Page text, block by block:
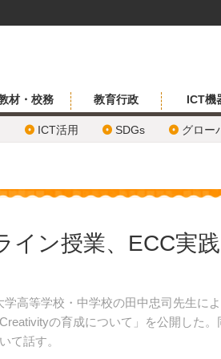
材・校務 教育行政 ICT機
ICT活用 SDGs グロー
イン授業、ECC実
高等学校・中学校の田中忠司先生に
の育成について」を公開した
て話す。